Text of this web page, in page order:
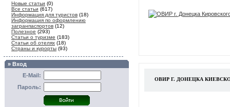
Новые статьи (0)
Все статьи (617)
Информация для туристов (18)
Информация по оформлению
загранпаспортов (12)
Полезное (293)
Статьи о туризме (183)
Статьи об отелях (18)
Страны и курорты (93)
» Вход
E-Mail:
Пароль:
ОВИР Г. ДОНЕЦКА